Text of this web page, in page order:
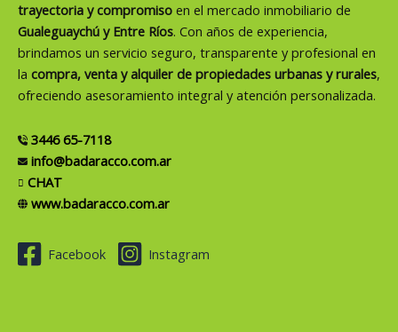
trayectoria y compromiso en el mercado inmobiliario de
Gualeguaychú y Entre Ríos. Con años de experiencia,
brindamos un servicio seguro, transparente y profesional en
la compra, venta y alquiler de propiedades urbanas y rurales,
ofreciendo asesoramiento integral y atención personalizada.
3446 65-7118
info@badaracco.com.ar
CHAT
www.badaracco.com.ar
Facebook Instagram